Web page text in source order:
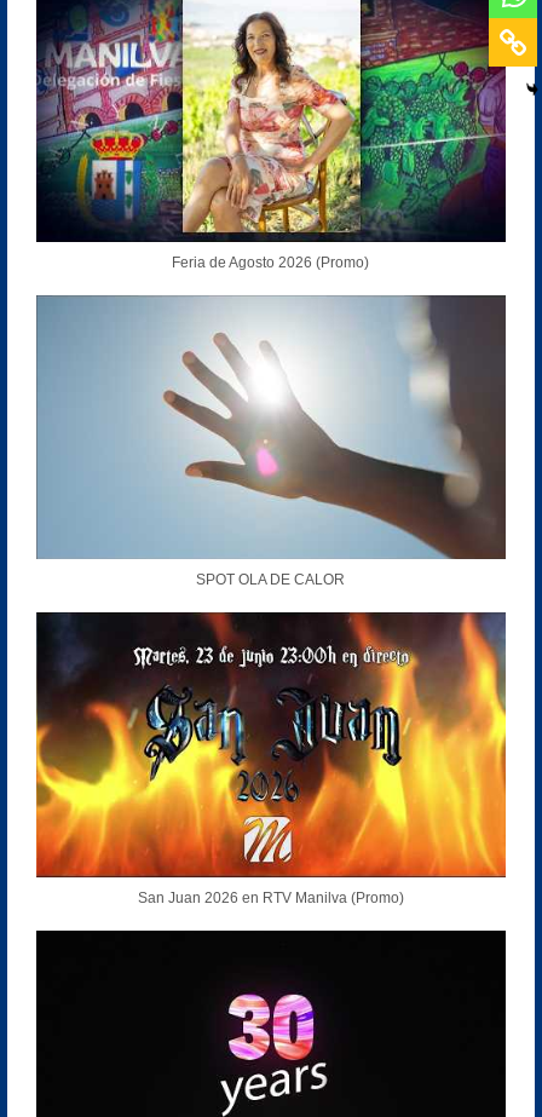
Feria de Agosto 2026 (Promo)
SPOT OLA DE CALOR
San Juan 2026 en RTV Manilva (Promo)